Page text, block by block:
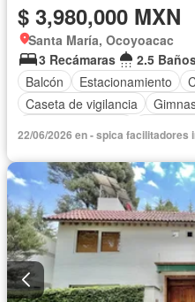
$ 3,980,000 MXN
Santa María, Ocoyoacac
3 Recámaras
2.5
Balcón
Estacionamiento
Caseta de vigilancia
22/06/2026 en - spica facilitadores